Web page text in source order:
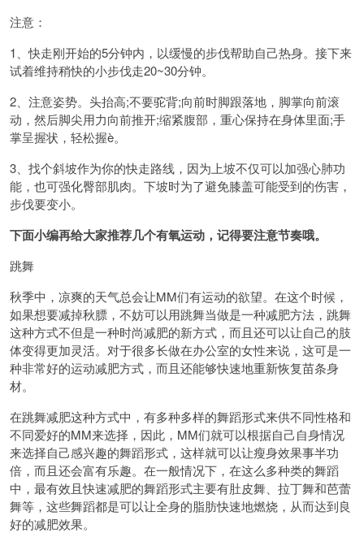
注意：
1、快走刚开始的5分钟内，以缓慢的步伐帮助自己热身。接下来
试着维持稍快的小步伐走20~30分钟。
2、注意姿势。头抬高;不要驼背;向前时脚跟落地，脚掌向前滚
动，然后脚尖用力向前推开;缩紧腹部，重心保持在身体里面;手
掌呈握状，轻松握è。
3、找个斜坡作为你的快走路线，因为上坡不仅可以加强心肺功
能，也可强化臀部肌肉。下坡时为了避免膝盖可能受到的伤害，
步伐要变小。
下面小编再给大家推荐几个有氧运动，记得要注意节奏哦。
跳舞
秋季中，凉爽的天气总会让MM们有运动的欲望。在这个时候，
如果想要减掉秋膘，不妨可以用跳舞当做是一种减肥方法，跳舞
这种方式不但是一种时尚减肥的新方式，而且还可以让自己的肢
体变得更加灵活。对于很多长做在办公室的女性来说，这可是一
种非常好的运动减肥方式，而且还能够快速地重新恢复苗条身
材。
在跳舞减肥这种方式中，有多种多样的舞蹈形式来供不同性格和
不同爱好的MM来选择，因此，MM们就可以根据自己自身情况
来选择自己感兴趣的舞蹈形式，这样就可以让瘦身效果事半功
倍，而且还会富有乐趣。在一般情况下，在这么多种类的舞蹈
中，最有效且快速减肥的舞蹈形式主要有肚皮舞、拉丁舞和芭蕾
舞等，这些舞蹈都是可以让全身的脂肪快速地燃烧，从而达到良
好的减肥效果。